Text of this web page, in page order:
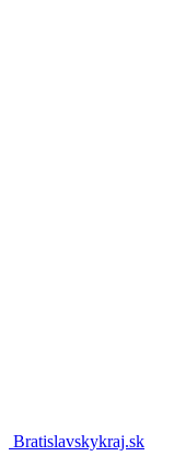
Bratislavskykraj.sk